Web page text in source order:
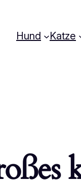
Hund Katze